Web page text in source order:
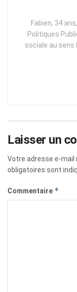
Fabien, 34
Politiques
sociale au sens
Laisser un
Votre adresse e-mail
obligatoires sont
Commentaire *